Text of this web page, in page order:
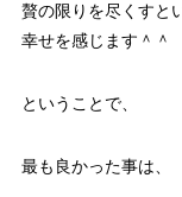
贅の限りを尽くすと
幸せを感じます＾＾
ということで、
最も良かった事は、